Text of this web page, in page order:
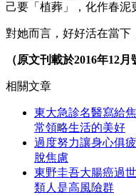
己要「植葬」，化作春泥
對她而言，好好活在當下
（原文刊載於2016年12月
相關文章
東大急診名醫寫給
常領略生活的美好
過度努力讓身心俱
脫焦慮
東野圭吾大腸癌過
類人是高風險群